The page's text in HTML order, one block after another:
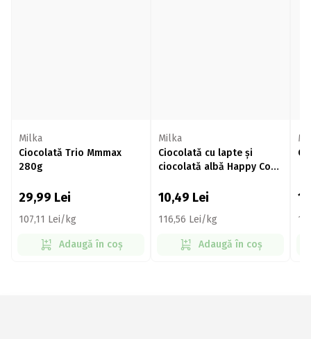
Milka
Ciocolată Trio Mmmax
280g
29,99 Lei
107,11 Lei/kg
Adaugă în coș
Milka
Ciocolată cu lapte și
ciocolată albă Happy Cow
10,49 Lei
116,56 Lei/kg
Adaugă în coș